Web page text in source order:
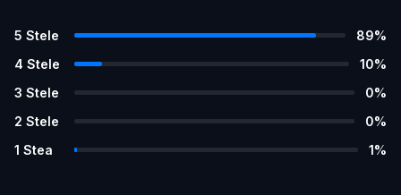
5 Stele 89%
4 Stele 10%
3 Stele 0%
2 Stele 0%
1 Stea 1%